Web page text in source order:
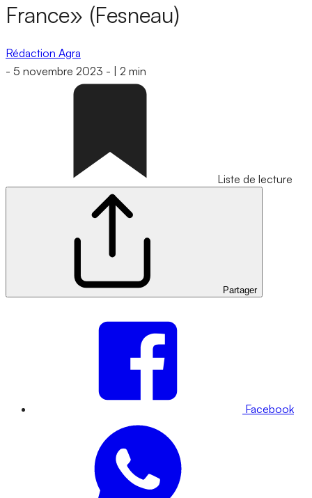
France» (Fesneau)
Rédaction Agra
- 5 novembre 2023 - 2 min
Liste de lecture
Partager
Facebook